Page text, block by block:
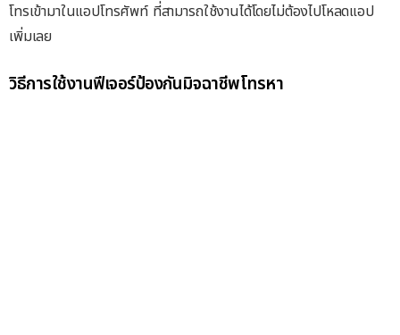
โทรเข้ามาในแอปโทรศัพท์ ที่สามารถใช้งานได้โดยไม่ต้องไปโหลดแอป
เพิ่มเลย
วิธีการใช้งานฟีเจอร์ป้องกันมิจฉาชีพโทรหา